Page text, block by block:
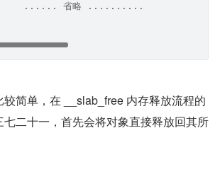
...... 省略 ..........
简单，在 __slab_free 内存释放流程的
二十一，首先会将对象直接释放回其所